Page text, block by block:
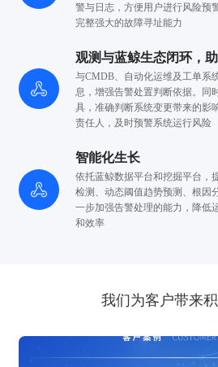
警与日志，方便用户进行风险预
完整强大的故障寻址能力
观测与蓝鲸生态闭环，
与CMDB、自动化运维及工单系
息，增强告警处置判断依据。同
具，准确判断系统变更带来的影
责任人，及时预警系统运行风险
智能化生长
依托蓝鲸数据平台和挖掘平台，
检测、动态阈值趋势预测、根因
一步加强告警处理的能力，降低
和效率
我们为客户带来